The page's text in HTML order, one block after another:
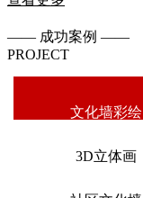
—— 成功案例 ——
PROJECT
文化墙彩绘
3D立体画